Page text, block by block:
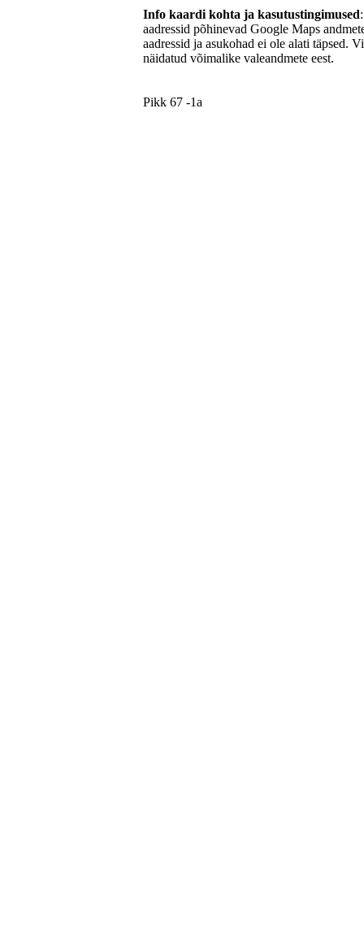
Info kaardi kohta ja kasutustingimused
aadressid põhinevad Google Maps
aadressid ja asukohad ei ole alati täpsed.
näidatud võimalike valeandmete eest.
Pikk 67 -1a